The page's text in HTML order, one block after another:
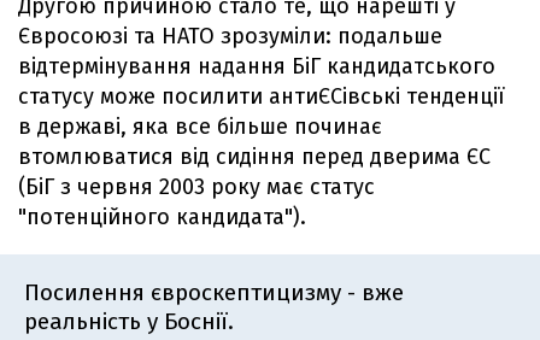
Другою причиною стало те, що нарешті у
Євросоюзі та НАТО зрозуміли: подальше
відтермінування надання БіГ кандидатського
статусу може посилити антиЄСівські тенденції
в державі, яка все більше починає
втомлюватися від сидіння перед дверима ЄС
(БіГ з червня 2003 року має статус
"потенційного кандидата").
Посилення євроскептицизму - вже
реальність у Боснії.